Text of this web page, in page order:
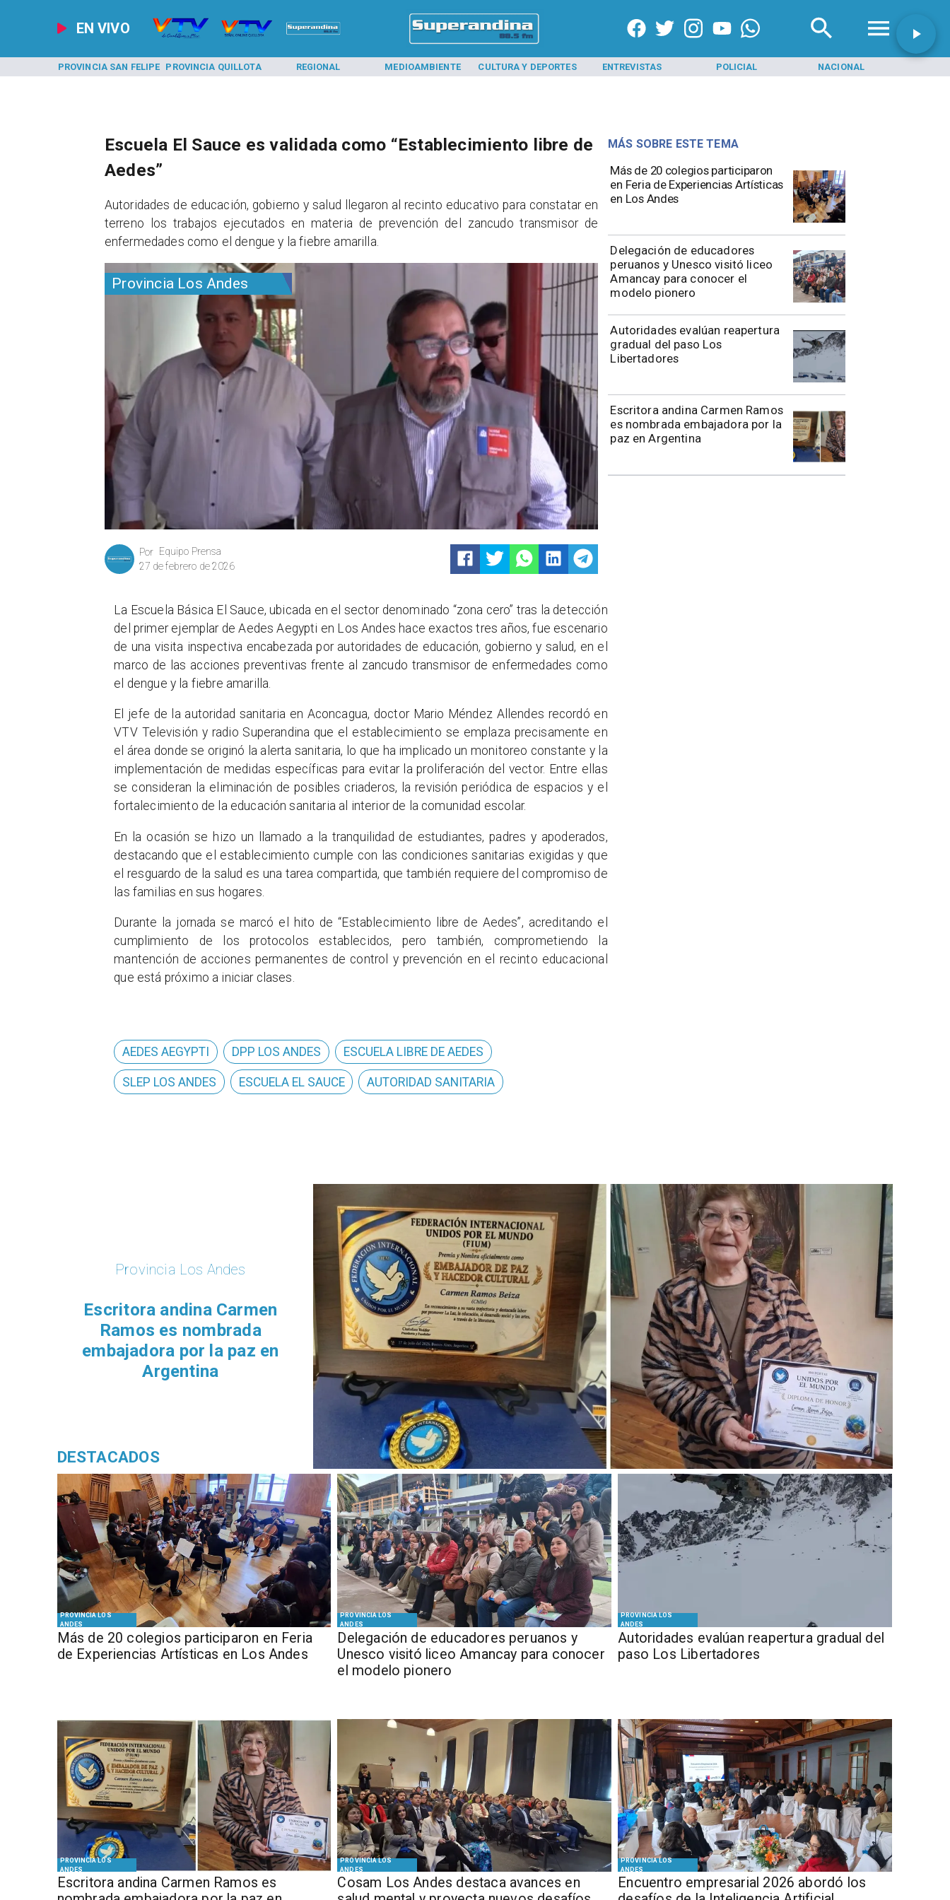
EN VIVO
PROVINCIA SAN FELIPE PROVINCIA QUILLOTA REGIONAL MEDIOAMBIENTE CULTURA Y DEPORTES ENTREVISTAS POLICIAL NACIONAL
Provincia Los Andes
Equipo Prensa
Por
27 de febrero de 2026
Más de 20 colegios participaron
en Feria de Experiencias Artísticas
en Los Andes
Delegación de educadores
peruanos y Unesco visitó liceo
Amancay para conocer el
modelo pionero
​​Autoridades evalúan reapertura
gradual del paso Los
Libertadores
Escritora andina Carmen Ramos
es nombrada embajadora por la
paz en Argentina
MÁS SOBRE ESTE TEMA
Escuela El Sauce es validada como “Establecimiento libre de
Aedes”
​Autoridades de educación, gobierno y salud llegaron al recinto educativo para constatar en
terreno los trabajos ejecutados en materia de prevención del zancudo transmisor de
enfermedades como el dengue y la fiebre amarilla.
La Escuela Básica El Sauce, ubicada en el sector denominado “zona cero” tras la detección
del primer ejemplar de Aedes Aegypti en Los Andes hace exactos tres años, fue escenario
de una visita inspectiva encabezada por autoridades de educación, gobierno y salud, en el
marco de las acciones preventivas frente al zancudo transmisor de enfermedades como
el dengue y la fiebre amarilla.
El jefe de la autoridad sanitaria en Aconcagua, doctor Mario Méndez Allendes recordó en
VTV Televisión y radio Superandina que el establecimiento se emplaza precisamente en
el área donde se originó la alerta sanitaria, lo que ha implicado un monitoreo constante y la
implementación de medidas específicas para evitar la proliferación del vector. Entre ellas
se consideran la eliminación de posibles criaderos, la revisión periódica de espacios y el
fortalecimiento de la educación sanitaria al interior de la comunidad escolar.
En la ocasión se hizo un llamado a la tranquilidad de estudiantes, padres y apoderados,
destacando que el establecimiento cumple con las condiciones sanitarias exigidas y que
el resguardo de la salud es una tarea compartida, que también requiere del compromiso de
las familias en sus hogares.
Durante la jornada se marcó el hito de “Establecimiento libre de Aedes”, acreditando el
cumplimiento de los protocolos establecidos, pero también, comprometiendo la
mantención de acciones permanentes de control y prevención en el recinto educacional
que está próximo a iniciar clases.
AEDES AEGYPTI DPP LOS ANDES ESCUELA LIBRE DE AEDES
SLEP LOS ANDES ESCUELA EL SAUCE AUTORIDAD SANITARIA
PROVINCIA LOS
ANDES
Más de 20 colegios participaron en Feria
de Experiencias Artísticas en Los Andes
PROVINCIA LOS
ANDES
Delegación de educadores peruanos y
Unesco visitó liceo Amancay para conocer
el modelo pionero
PROVINCIA LOS
ANDES
​​Autoridades evalúan reapertura gradual del
paso Los Libertadores
PROVINCIA LOS
ANDES
Escritora andina Carmen Ramos es
PROVINCIA LOS
ANDES
Cosam Los Andes destaca avances en
PROVINCIA LOS
ANDES
Encuentro empresarial 2026 abordó los
Provincia Los Andes
Escritora andina Carmen
Ramos es nombrada
embajadora por la paz en
Argentina
DESTACADOS